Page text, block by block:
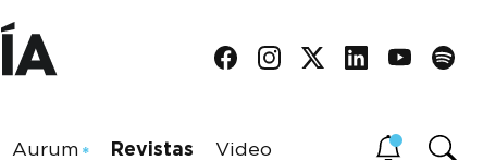
Aurum Revistas Video